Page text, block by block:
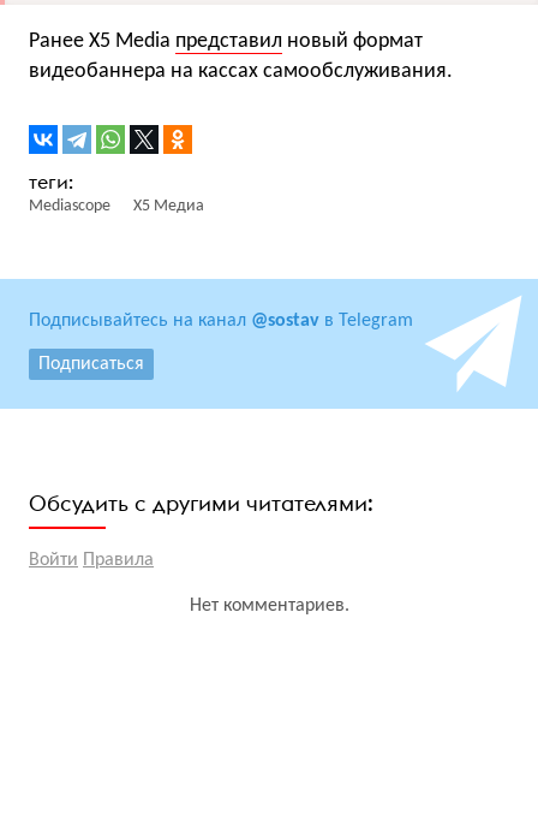
Ранее X5 Media представил новый формат
видеобаннера на кассах самообслуживания.
Mediascope X5 Медиа
Подписывайтесь на канал @sostav в Telegram
Подписаться
Обсудить с другими читателями:
Войти Правила
Нет комментариев.